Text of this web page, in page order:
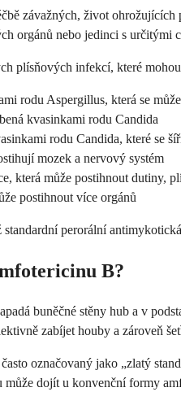
závažných, život
orgánů nebo jedinci s určitými
plísňových infekcí, které
rodu Aspergillus, která se
kvasinkami rodu Candida
rodu Candida, které se
mozek a nervový systém
která může postihnout dutiny,
postihnout více orgánů
perorální
B?
buněčné stěny hub a v
zabíjet houby a zároveň
označovaný jako „zlatý
dojít u konvenční formy